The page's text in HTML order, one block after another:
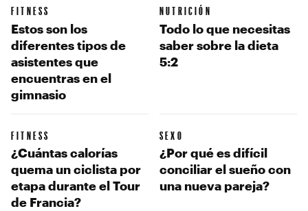
FITNESS
Estos son los
diferentes tipos de
asistentes que
encuentras en el
gimnasio
NUTRICIÓN
Todo lo que necesitas
saber sobre la dieta
5:2
FITNESS
¿Cuántas calorías
quema un ciclista por
etapa durante el Tour
de Francia?
SEXO
¿Por qué es difícil
conciliar el sueño con
una nueva pareja?